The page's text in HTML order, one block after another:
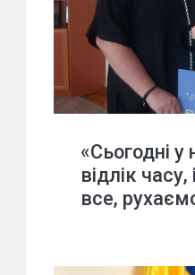
«Сьогодні у
відлік
все,